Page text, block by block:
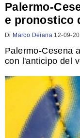
Palermo-
e pronostico
Di Marco Deiana 12-09-
Palermo-Cesena
con l'anticipo del